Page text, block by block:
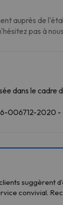
auprès de
pas à
dans le cadre
006712-2020
suggèrent
convivial.